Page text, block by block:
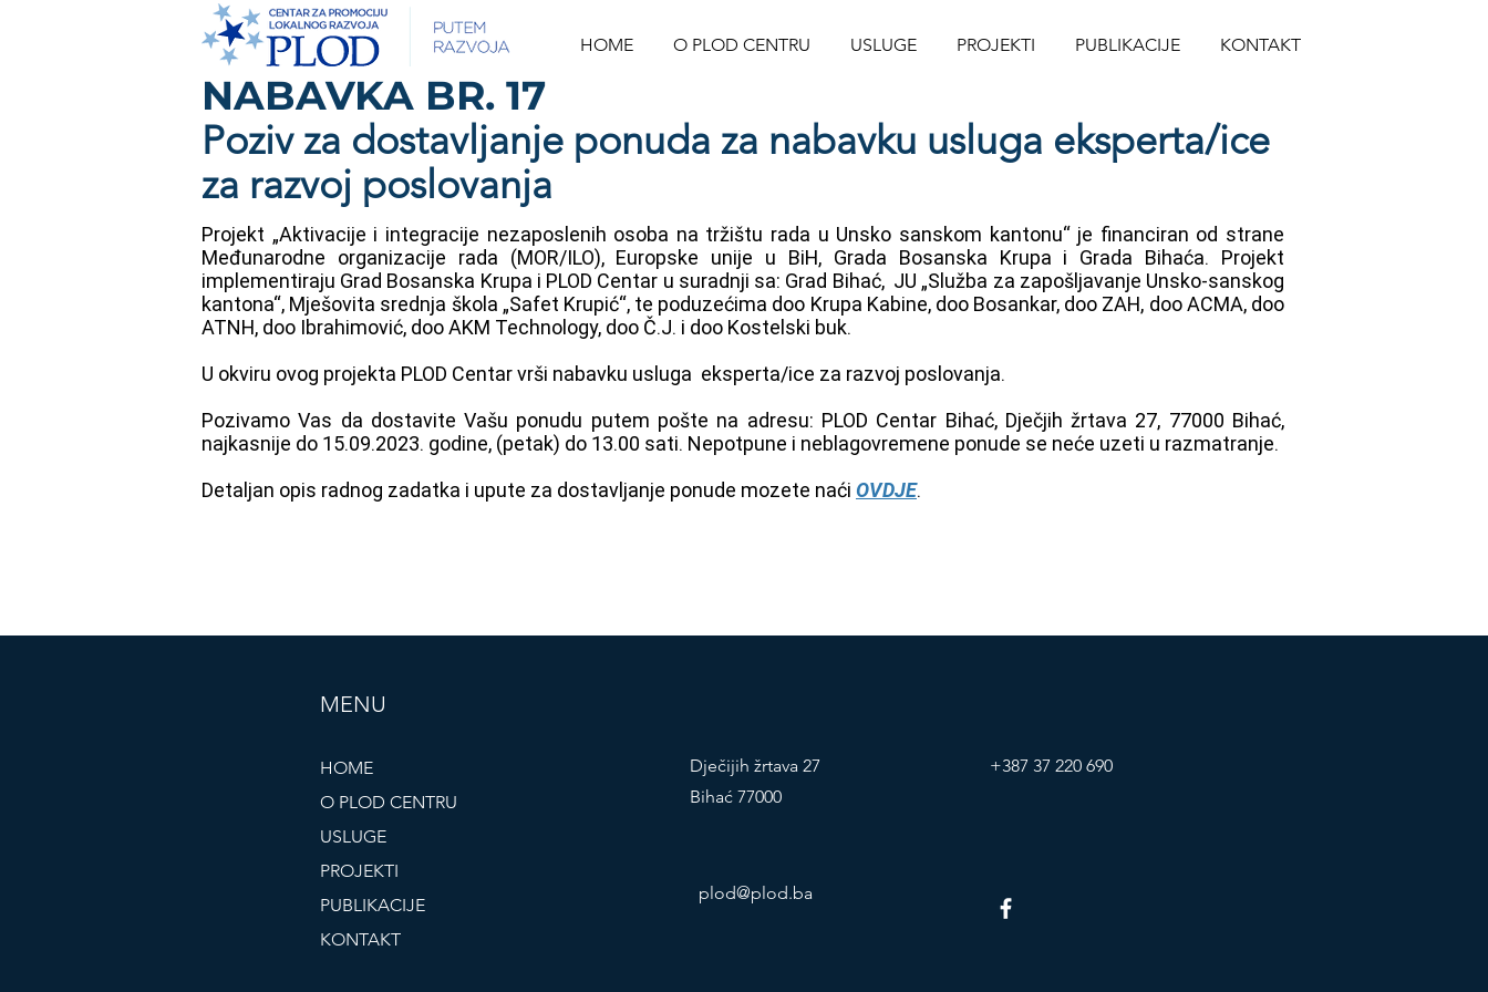
HOME O PLOD CENTRU USLUGE PROJEKTI PUBLIKACIJE KONTAKT
NABAVKA BR. 17
Poziv za dostavljanje ponuda za nabavku usluga eksperta/ice
za razvoj poslovanja
Projekt „Aktivacije i integracije nezaposlenih osoba na tržištu rada u Unsko sanskom kantonu“ je financiran od strane
Međunarodne organizacije rada (MOR/ILO), Europske unije u BiH, Grada Bosanska Krupa i Grada Bihaća. Projekt
implementiraju Grad Bosanska Krupa i PLOD Centar u suradnji sa: Grad Bihać, JU „Služba za zapošljavanje Unsko-sanskog
kantona“, Mješovita srednja škola „Safet Krupić“, te poduzećima doo Krupa Kabine, doo Bosankar, doo ZAH, doo ACMA, doo
ATNH, doo Ibrahimović, doo AKM Technology, doo Č.J. i doo Kostelski buk.
U okviru ovog projekta PLOD Centar vrši nabavku usluga eksperta/ice za razvoj poslovanja.
Pozivamo Vas da dostavite Vašu ponudu putem pošte na adresu: PLOD Centar Bihać, Dječjih žrtava 27, 77000 Bihać,
najkasnije do 15.09.2023. godine, (petak) do 13.00 sati. Nepotpune i neblagovremene ponude se neće uzeti u razmatranje.
Detaljan opis radnog zadatka i upute za dostavljanje ponude mozete naći OVDJE.
MENU
HOME
O PLOD CENTRU
USLUGE
PROJEKTI
PUBLIKACIJE
KONTAKT
Dječijih žrtava 27
Bihać 77000
+387 37 220 690
plod@plod.ba